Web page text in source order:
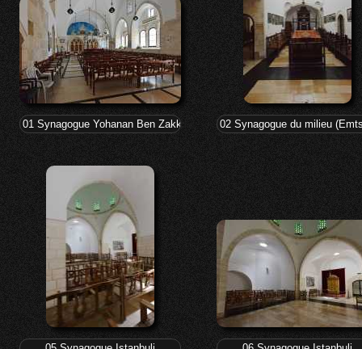
01 Synagogue Yohanan Ben Zakkaï (17°s.)02 Synagogue du milieu